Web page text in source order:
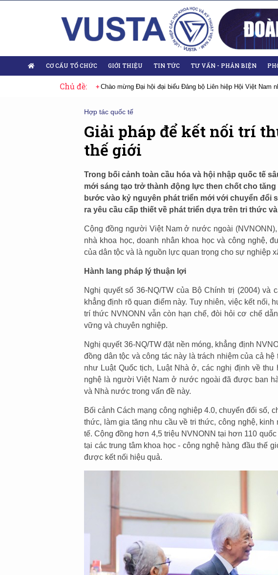
CƠ CẤU TỔ CHỨC GIỚI THIỆU TIN TỨC TƯ VẤN - PHẢN BIỆN
Chủ đề:
hội đại biểu Đảng bộ Liên hiệp Hội Việt Nam nhiệm kỳ 2025-2030 Sự kiện tiêu biểu Đại
Hợp tác quốc tế
Giải pháp để kết nối trí
thế giới
Trong bối cảnh toàn cầu hóa và hội nhập quốc tế
mới sáng tạo trở thành động lực then chốt cho
bước vào kỷ nguyên phát triển mới với chuyển đổi
ra yêu cầu cấp thiết về phát triển dựa trên tri thức
Cộng đồng người Việt Nam ở nước ngoài
nhà khoa học, doanh nhân khoa học và công nghệ,
của dân tộc và là nguồn lực quan trọng cho sự nghiệp
Hành lang pháp lý thuận lợi
Nghị quyết số 36-NQ/TW của Bộ Chính trị (2004) và
khẳng định rõ quan điểm này. Tuy nhiên, việc kết nối,
trí thức NVNONN vẫn còn hạn chế, đòi hỏi cơ chế
vững và chuyên nghiệp.
Nghị quyết 36-NQ/TW đặt nền móng, khẳng định
đồng dân tộc và công tác này là trách nhiệm của cả
như Luật Quốc tịch, Luật Nhà ở, các nghị định về thu
nghệ là người Việt Nam ở nước ngoài đã được ban
và Nhà nước trong vấn đề này.
Bối cảnh Cách mạng công nghiệp 4.0, chuyển đổi số,
thức, làm gia tăng nhu cầu về tri thức, công nghệ,
tế. Cộng đồng hơn 4,5 triệu NVNONN tại hơn 110
tại các trung tâm khoa học - công nghệ hàng đầu thế
được kết nối hiệu quả.